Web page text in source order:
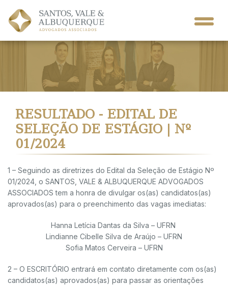
RESULTADO - EDITAL DE
SELEÇÃO DE ESTÁGIO | Nº
01/2024
1 – Seguindo as diretrizes do Edital da Seleção de Estágio Nº
01/2024, o SANTOS, VALE & ALBUQUERQUE ADVOGADOS
ASSOCIADOS tem a honra de divulgar os(as) candidatos(as)
aprovados(as) para o preenchimento das vagas imediatas:
Hanna Letícia Dantas da Silva – UFRN
Lindianne Cibelle Silva de Araújo – UFRN
Sofia Matos Cerveira – UFRN
2 – O ESCRITÓRIO entrará em contato diretamente com os(as)
candidatos(as) aprovados(as) para passar as orientações